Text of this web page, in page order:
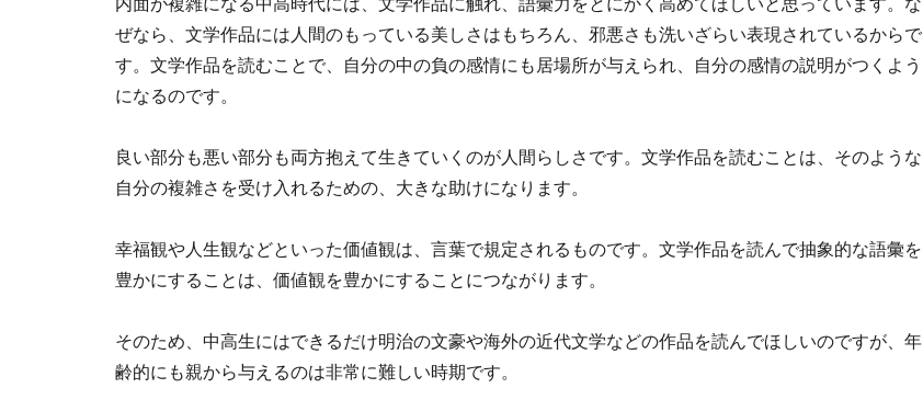
内面が複雑になる中高時代には、文学作品に触れ、語彙力をとにかく高めてほしいと思っています。な
ぜなら、文学作品には人間のもっている美しさはもちろん、邪悪さも洗いざらい表現されているからで
す。文学作品を読むことで、自分の中の負の感情にも居場所が与えられ、自分の感情の説明がつくよう
になるのです。
良い部分も悪い部分も両方抱えて生きていくのが人間らしさです。文学作品を読むことは、そのような
自分の複雑さを受け入れるための、大きな助けになります。
幸福観や人生観などといった価値観は、言葉で規定されるものです。文学作品を読んで抽象的な語彙を
豊かにすることは、価値観を豊かにすることにつながります。
そのため、中高生にはできるだけ明治の文豪や海外の近代文学などの作品を読んでほしいのですが、年
齢的にも親から与えるのは非常に難しい時期です。